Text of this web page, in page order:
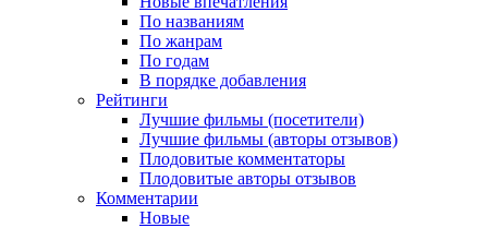
По названиям
По жанрам
По годам
В порядке добавления
Рейтинги
Лучшие фильмы (посетители)
Лучшие фильмы (авторы отзывов)
Плодовитые комментаторы
Плодовитые авторы отзывов
Комментарии
Новые